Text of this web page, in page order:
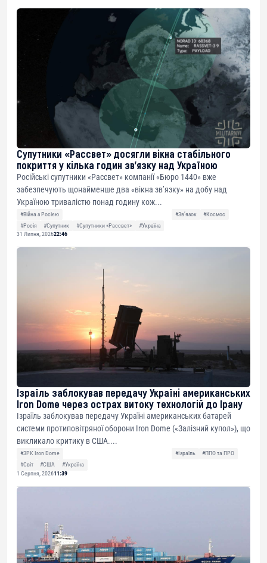
Супутники «Рассвет» досягли вікна стабільного
покриття у кілька годин зв’язку над Україною
Російські супутники «Рассвет» компанії «Бюро 1440» вже
забезпечують щонайменше два «вікна зв’язку» на добу над
Україною тривалістю понад годину кож...
#Війна з Росією #Звʼязок
#Космос
#Росія
#Супутник #Супутники «Рассвет»
#Україна
31 Липня, 202622:46
Ізраїль заблокував передачу Україні американських
Iron Dome через острах витоку технологій до Ірану
Ізраїль заблокував передачу Україні американських батарей
системи протиповітряної оборони Iron Dome («Залізний купол»), що
викликало критику в США....
#ЗРК Iron Dome #Ізраїль
#ППО та ПРО
#Світ
#США
#Україна
1 Серпня, 202611:39